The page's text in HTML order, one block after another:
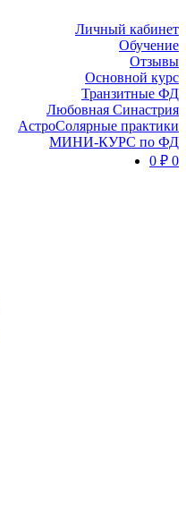
Личный кабинет
Обучение
Отзывы
Основной курс
Транзитные ФД
Любовная Синастрия
АстроСолярные практики
МИНИ-КУРС по ФД
0 ₽ 0